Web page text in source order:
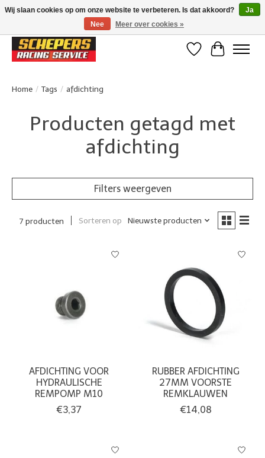
Klanten beoordelen ons met een 4,8/5 op Google reviews
Verlanglijst
Home / Tags / afdichting
Producten getagd met
afdichting
Filters weergeven
7 producten Sorteren op Nieuwste producten
AFDICHTING VOOR
HYDRAULISCHE
REMPOMP M10
€3,37
RUBBER AFDICHTING
27MM VOORSTE
REMKLAUWEN
€14,08
Wij slaan cookies op om onze website te verbeteren. Is dat akkoord?
Ja
Nee
Meer over cookies »